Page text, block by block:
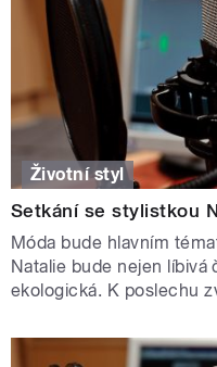
Životní styl
Setkání se stylistkou
Móda bude hlavním
Natalie bude nejen líbivá
ekologická. K poslechu